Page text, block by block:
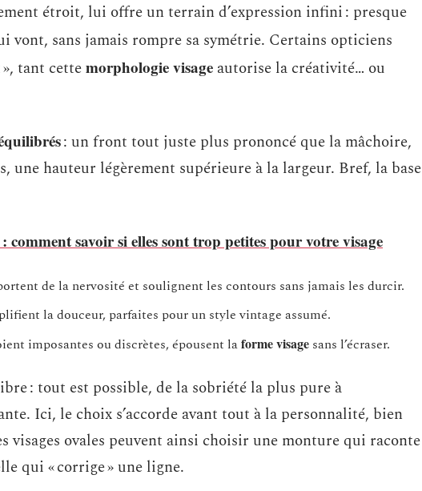
étroit, lui offre un terrain d’expression infini : presque
vont, sans jamais rompre sa symétrie. Certains opticiens
tant cettemorphologie visage autorise la créativité… ou
: un front tout juste plus prononcé que la mâchoire,
une hauteur légèrement supérieure à la largeur. Bref, la base
comment savoir si elles sont trop petites pour votre visage
de la nervosité et soulignent les contours sans jamais les durcir.
la douceur, parfaites pour un style vintage assumé.
imposantes ou discrètes, épousent laforme visage sans l’écraser.
: tout est possible, de la sobriété la plus pure à
Ici, le choix s’accorde avant tout à la personnalité, bien
visages ovales peuvent ainsi choisir une monture qui raconte
qui « corrige » une ligne.